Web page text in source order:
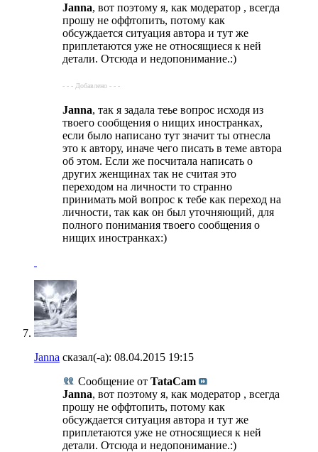
Janna, вот поэтому я, как модератор , всегда
прошу не оффтопить, потому как
обсуждается ситуация автора и тут же
приплетаются уже не относящиеся к ней
детали. Отсюда и недопонимание.:)
- - - Добавлено - - -
Janna, так я задала теье вопрос исходя из
твоего сообщения о нищих иностранках,
если было написано тут значит ты отнесла
это к автору, иначе чего писать в теме автора
об этом. Если же посчитала написать о
других женщинах так не считая это
переходом на личности то странно
принимать мой вопрос к тебе как переход на
личности, так как он был уточняющий, для
полного понимания твоего сообщения о
нищих иностранках:)
Janna сказал(-а): 08.04.2015 19:15
Сообщение от TataCam
Janna, вот поэтому я, как модератор , всегда
прошу не оффтопить, потому как
обсуждается ситуация автора и тут же
приплетаются уже не относящиеся к ней
детали. Отсюда и недопонимание.:)